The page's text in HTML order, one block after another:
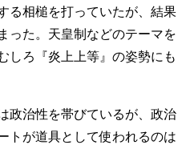
る相槌を打っていたが、結果
った。天皇制などのテーマを
しろ『炎上上等』の姿勢にも
政治性を帯びているが、政治
トが道具として使われるのは